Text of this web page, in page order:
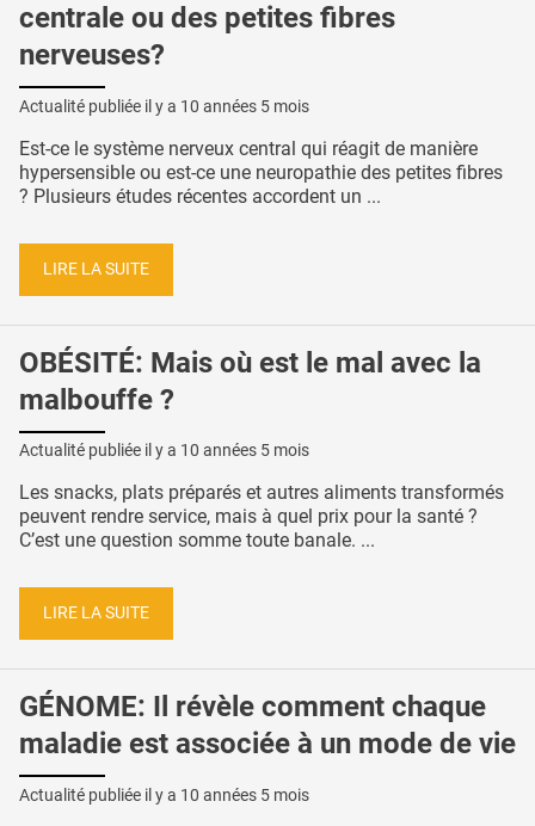
centrale ou des petites fibres
nerveuses?
Actualité publiée il y a 10 années 5 mois
Est-ce le système nerveux central qui réagit de manière
hypersensible ou est-ce une neuropathie des petites fibres
? Plusieurs études récentes accordent un ...
LIRE LA SUITE
OBÉSITÉ: Mais où est le mal avec la
malbouffe ?
Actualité publiée il y a 10 années 5 mois
Les snacks, plats préparés et autres aliments transformés
peuvent rendre service, mais à quel prix pour la santé ?
C’est une question somme toute banale. ...
LIRE LA SUITE
GÉNOME: Il révèle comment chaque
maladie est associée à un mode de vie
Actualité publiée il y a 10 années 5 mois